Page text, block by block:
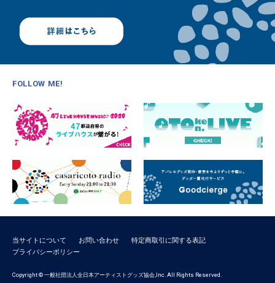
FOLLOW ME!
当サイトについて お問い合わせ
特定商取引に関する表記
プライバシーポリシー
Copyright © 一般社団法人全日本アーティストグッズ協会,Inc. All Rights Reserved.